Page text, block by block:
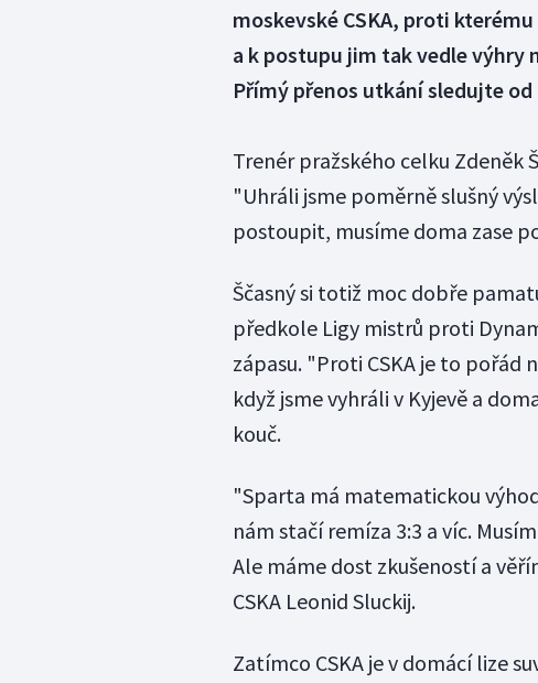
moskevské CSKA, proti
a k postupu jim tak vedle výhry
Přímý přenos utkání sledujte od
Trenér pražského celku Zdeněk
"Uhráli jsme poměrně slušný
postoupit, musíme doma zase
Ščasný si totiž moc dobře
předkole Ligy mistrů proti
zápasu. "Proti CSKA je to pořád
když jsme vyhráli v Kyjevě a
kouč.
"Sparta má matematickou
nám stačí remíza 3:3 a víc.
Ale máme dost zkušeností a
CSKA Leonid Sluckij.
Zatímco CSKA je v domácí lize